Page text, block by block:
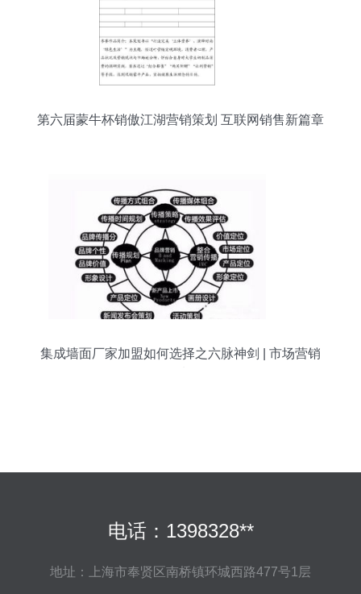
第六届蒙牛杯销傲江湖营销策划 互联网销售新篇章
集成墙面厂家加盟如何选择之六脉神剑 | 市场营销
电话：1398328**
地址：上海市奉贤区南桥镇环城西路477号1层